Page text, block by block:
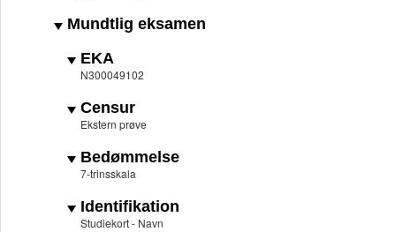
Mundtlig eksamen
EKA
N300049102
Censur
Ekstern prøve
Bedømmelse
7-trinsskala
Identifikation
Studiekort - Navn